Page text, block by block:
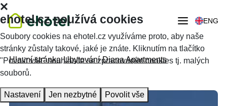
ENG
Hlavní stránka Ubytování Diana Apartments
ehotel.cz používá cookies
Soubory cookies na ehotel.cz využíváme proto, aby naše
stránky zůstaly takové, jaké je znáte. Kliknutím na tlačítko
"Povolit vše" souhlasíte se zpracováním cookies tj. malých
souborů.
Nastavení Jen nezbytné Povolit vše